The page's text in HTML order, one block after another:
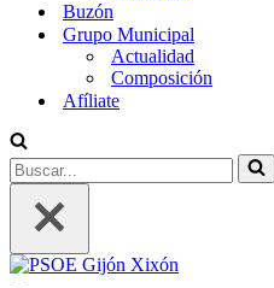
Buzón
Grupo Municipal
Actualidad
Composición
Afíliate
Buscar...